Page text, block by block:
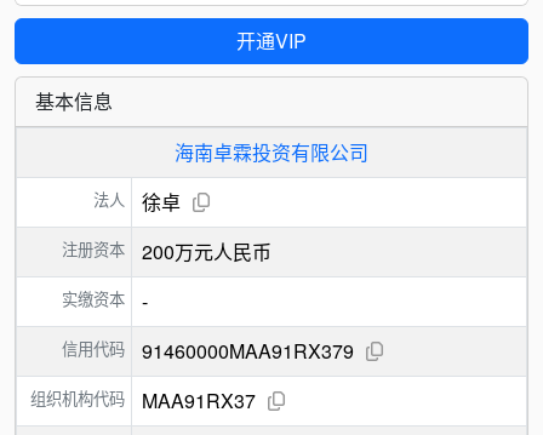
开通VIP
基本信息
海南卓霖投资有限公司
法人 徐卓
注册资本 200万元人民币
实缴资本 -
信用代码 91460000MAA91RX379
组织机构代码 MAA91RX37